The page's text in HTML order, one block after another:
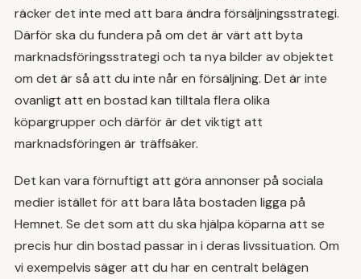
räcker det inte med att bara ändra försäljningsstrategi.
Därför ska du fundera på om det är värt att byta
marknadsföringsstrategi och ta nya bilder av objektet
om det är så att du inte når en försäljning. Det är inte
ovanligt att en bostad kan tilltala flera olika
köpargrupper och därför är det viktigt att
marknadsföringen är träffsäker.
Det kan vara förnuftigt att göra annonser på sociala
medier istället för att bara låta bostaden ligga på
Hemnet. Se det som att du ska hjälpa köparna att se
precis hur din bostad passar in i deras livssituation. Om
vi exempelvis säger att du har en centralt belägen